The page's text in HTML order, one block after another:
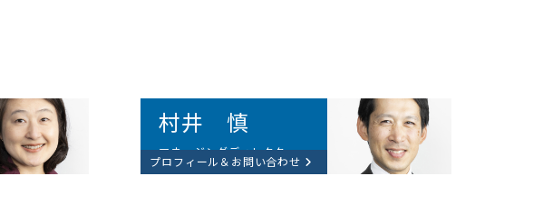
村井 慎
マネージングディレクター
プロフィール＆お問い合わせ